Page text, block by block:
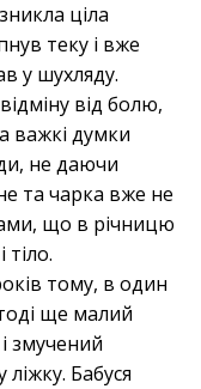
ціла
теку і вже
у шухляду.
від болю,
важкі думки
не даючи
та чарка вже не
що в річницю
тому, в один
ще малий
змучений
Бабуся